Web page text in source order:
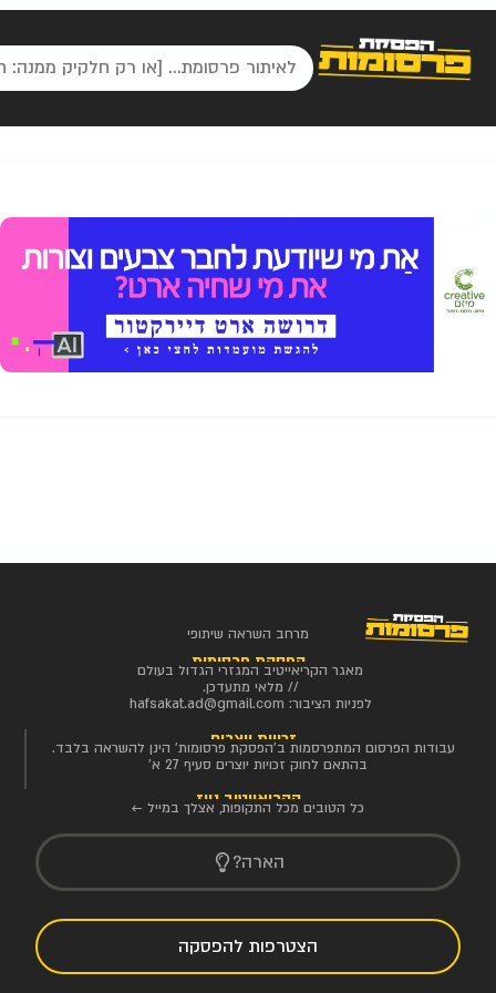
מרחב השראה שיתופי
הפסקת פרסומות
מאגר הקריאייטיב המגזרי הגדול בעולם
// מלאי מתעדכן.
לפניות הציבור: hafsakat.ad@gmail.com
זכויות יוצרים
עבודות הפרסום המתפרסמות ב'הפסקת פרסומות' הינן להשראה בלבד.
בהתאם לחוק זכויות יוצרים סעיף 27 א'
הקריאייטיב ניוז
כל הטובים מכל התקופות, אצלך במייל ←
הארה?
הצטרפות להפסקה